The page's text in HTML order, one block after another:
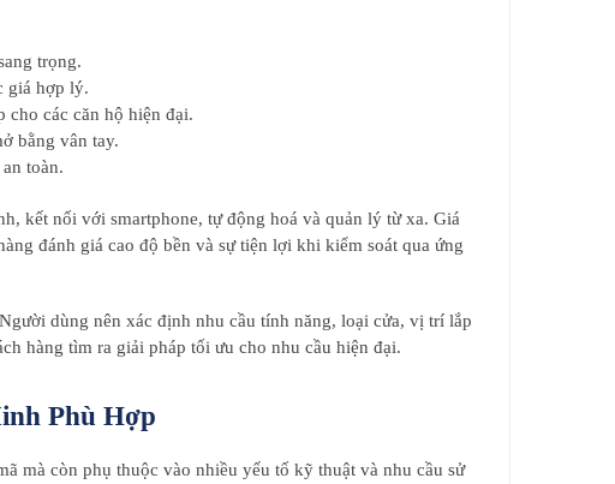
trọng.
giá hợp lý.
cho các căn hộ hiện đại.
bằng vân tay.
toàn.
kết nối với smartphone, tự động hoá và quản lý từ xa. Giá
đánh giá cao độ bền và sự tiện lợi khi kiểm soát qua ứng
dùng nên xác định nhu cầu tính năng, loại cửa, vị trí lắp
hàng tìm ra giải pháp tối ưu cho nhu cầu hiện đại.
Phù Hợp
mà còn phụ thuộc vào nhiều yếu tố kỹ thuật và nhu cầu sử